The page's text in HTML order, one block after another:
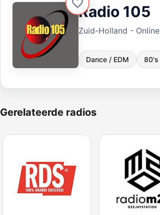
Radio 105
Zuid-Holland - Online
Dance / EDM 80's
Gerelateerde radios